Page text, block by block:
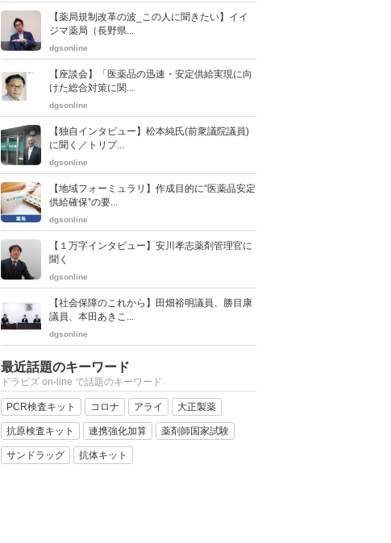
【薬局規制改革の波_この人に聞きたい】イイ
ジマ薬局（長野県...
dgsonline
【座談会】「医薬品の迅速・安定供給実現に向
けた総合対策に関...
dgsonline
【独自インタビュー】松本純氏(前衆議院議員)
に聞く／トリプ...
dgsonline
【地域フォーミュラリ】作成目的に“医薬品安定
供給確保”の要...
dgsonline
【１万字インタビュー】安川孝志薬剤管理官に
聞く
dgsonline
【社会保障のこれから】田畑裕明議員、勝目康
議員、本田あきこ...
dgsonline
最近話題のキーワード
ドラビズ on-line で話題のキーワード
PCR検査キット コロナ アライ 大正製薬
抗原検査キット 連携強化加算 薬剤師国家試験
サンドラッグ 抗体キット